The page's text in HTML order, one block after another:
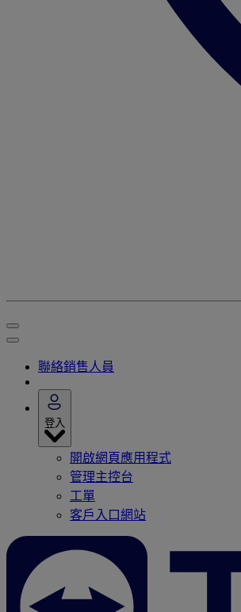
聯絡銷售人員
登入
開啟網頁應用程式
管理主控台
工單
客戶入口網站